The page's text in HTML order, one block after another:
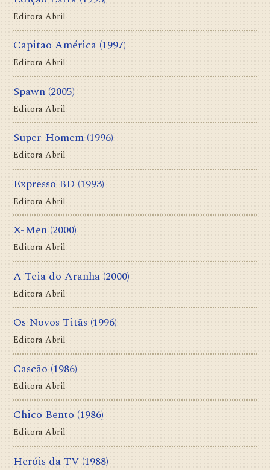
Editora Abril
Capitão América (1997)
Editora Abril
Spawn (2005)
Editora Abril
Super-Homem (1996)
Editora Abril
Expresso BD (1993)
Editora Abril
X-Men (2000)
Editora Abril
A Teia do Aranha (2000)
Editora Abril
Os Novos Titãs (1996)
Editora Abril
Cascão (1986)
Editora Abril
Chico Bento (1986)
Editora Abril
Heróis da TV (1988)